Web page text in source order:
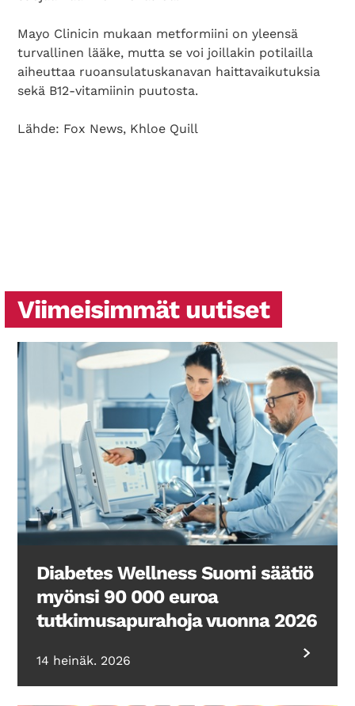
Mayo Clinicin mukaan metformiini on yleensä
turvallinen lääke, mutta se voi joillakin potilailla
aiheuttaa ruoansulatuskanavan haittavaikutuksia
sekä B12-vitamiinin puutosta.
Lähde: Fox News, Khloe Quill
Viimeisimmät uutiset
Diabetes Wellness Suomi säätiö
myönsi 90 000 euroa
tutkimusapurahoja vuonna 2026
14 heinäk. 2026